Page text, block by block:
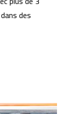
des